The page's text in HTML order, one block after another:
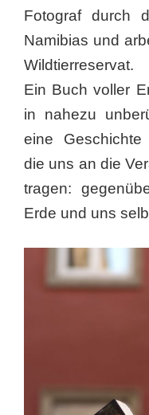
Fotograf durch
Namibias und
Wildtierreservat.
Ein Buch voller
in nahezu
eine
die uns an die
tragen:
Erde und uns